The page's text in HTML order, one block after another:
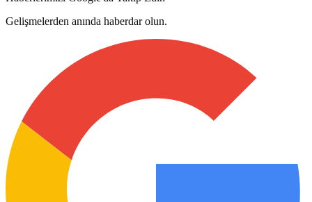
Gelişmelerden anında haberdar olun.